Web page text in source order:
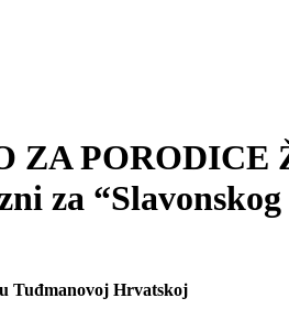
ZA PORODICE
za
Tuđmanovoj Hrvatskoj